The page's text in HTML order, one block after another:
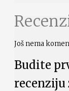
Još nema
Budite
recenziju